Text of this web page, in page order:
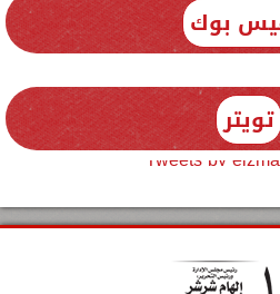
بوك
تويتر
Tweets by